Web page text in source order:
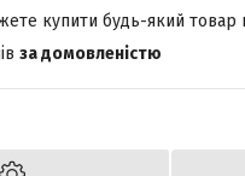
купити будь-який
за домовленістю